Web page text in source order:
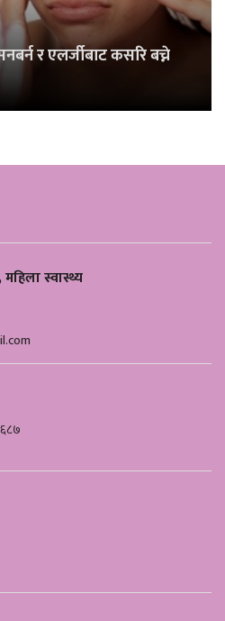
र एलर्जीबाट कसरि बच्ने
महिला स्वास्थ्य